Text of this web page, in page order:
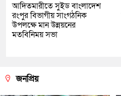
আদিতমারীতে সুইড বাংলাদেশ
রংপুর বিভাগীয় সাংগঠনিক
উপলক্ষে মান উন্নয়নের
মতবিনিময় সভা
জনপ্রিয়